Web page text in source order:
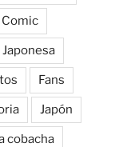
Comic
Fans
Japón
cobacha